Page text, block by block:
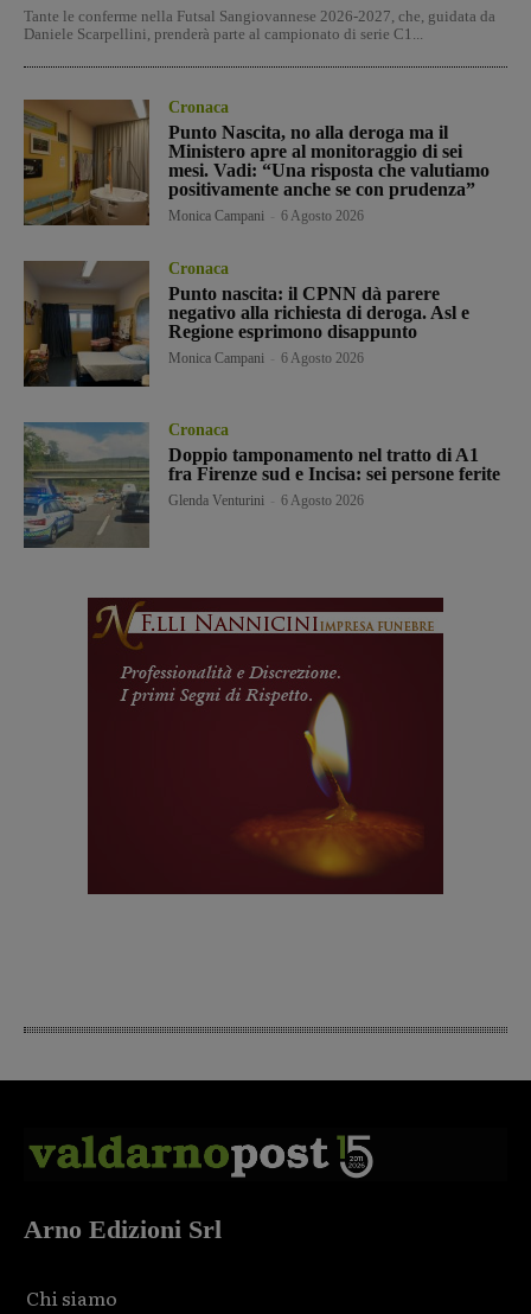
Tante le conferme nella Futsal Sangiovannese 2026-2027, che, guidata da
Daniele Scarpellini, prenderà parte al campionato di serie C1...
Cronaca
Punto Nascita, no alla deroga ma il
Ministero apre al monitoraggio di sei
mesi. Vadi: “Una risposta che valutiamo
positivamente anche se con prudenza”
Monica Campani 6 Agosto 2026
Cronaca
Punto nascita: il CPNN dà parere
negativo alla richiesta di deroga. Asl e
Regione esprimono disappunto
Monica Campani 6 Agosto 2026
Cronaca
Doppio tamponamento nel tratto di A1
fra Firenze sud e Incisa: sei persone ferite
Glenda Venturini 6 Agosto 2026
Arno Edizioni Srl
Chi siamo